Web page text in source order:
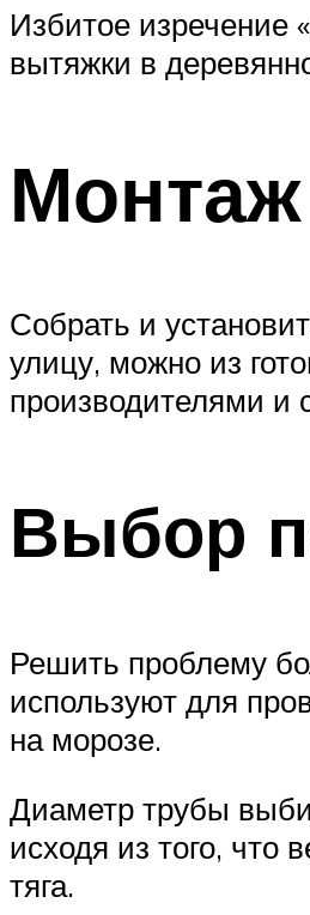
Избитое изречение
вытяжки в
Собрать и
улицу, можно из
производителями и
Выбор
Решить проблему
используют для
на морозе.
Диаметр трубы
исходя из того,
тяга.